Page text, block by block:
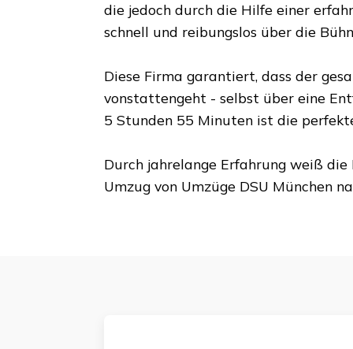
die jedoch durch die Hilfe einer
schnell und reibungslos über die
Diese Firma garantiert, dass der
vonstattengeht - selbst über eine
5 Stunden 55 Minuten ist die
Durch jahrelange Erfahrung weiß
Umzug von Umzüge DSU München